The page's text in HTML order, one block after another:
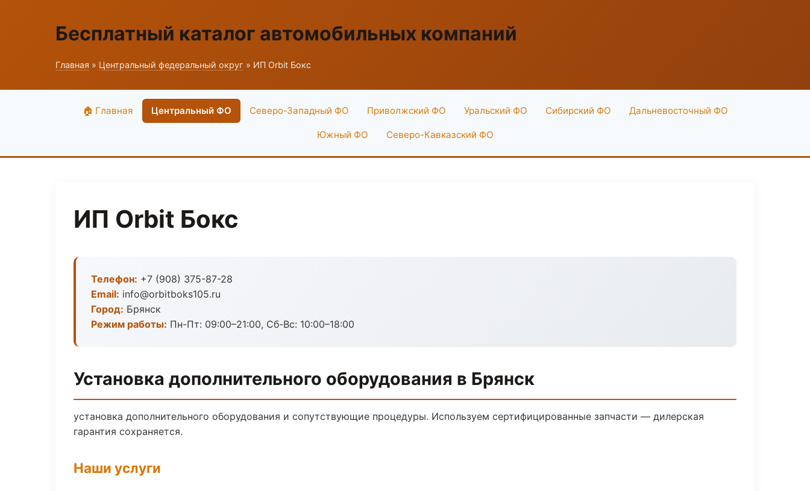
Бесплатный каталог автомобильных компаний
Главная » Центральный федеральный округ » ИП Orbit Бокс
🏠 Главная Центральный ФО Северо-Западный ФО Приволжский ФО Уральский ФО Сибирский ФО Дальневосточный ФО
Южный ФО Северо-Кавказский ФО
ИП Orbit Бокс
Телефон: +7 (908) 375-87-28
Email: info@orbitboks105.ru
Город: Брянск
Режим работы: Пн-Пт: 09:00–21:00, Сб-Вс: 10:00–18:00
Установка дополнительного оборудования в Брянск
установка дополнительного оборудования и сопутствующие процедуры. Используем сертифицированные запчасти — дилерская
гарантия сохраняется.
Наши услуги